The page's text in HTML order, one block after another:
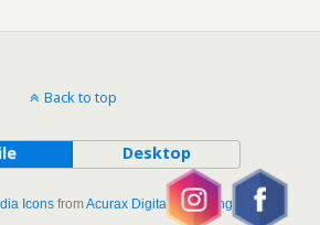
Back to top
Desktop
Icons fromAcurax Digital Marketing Agency